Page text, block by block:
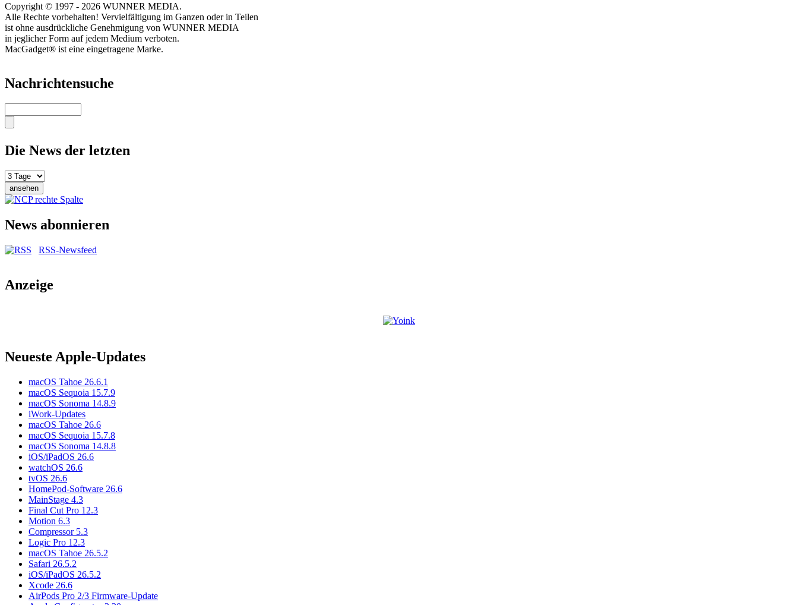
Copyright © 1997 - 2026 WUNNER MEDIA.
Alle Rechte vorbehalten! Vervielfältigung im Ganzen oder in Teilen
ist ohne ausdrückliche Genehmigung von WUNNER MEDIA
in jeglicher Form auf jedem Medium verboten.
MacGadget® ist eine eingetragene Marke.
Nachrichtensuche
Die News der letzten
News abonnieren
RSS-Newsfeed
Anzeige
Neueste Apple-Updates
macOS Tahoe 26.6.1
macOS Sequoia 15.7.9
macOS Sonoma 14.8.9
iWork-Updates
macOS Tahoe 26.6
macOS Sequoia 15.7.8
macOS Sonoma 14.8.8
iOS/iPadOS 26.6
watchOS 26.6
tvOS 26.6
HomePod-Software 26.6
MainStage 4.3
Final Cut Pro 12.3
Motion 6.3
Compressor 5.3
Logic Pro 12.3
macOS Tahoe 26.5.2
Safari 26.5.2
iOS/iPadOS 26.5.2
Xcode 26.6
AirPods Pro 2/3 Firmware-Update